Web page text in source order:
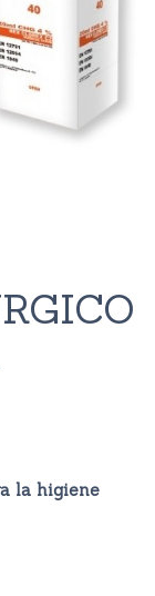
la higiene